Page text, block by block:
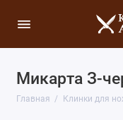
Микарта З-
Главная Клинки для